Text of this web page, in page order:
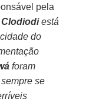
pela
Clodiodiestá
do
foram
se